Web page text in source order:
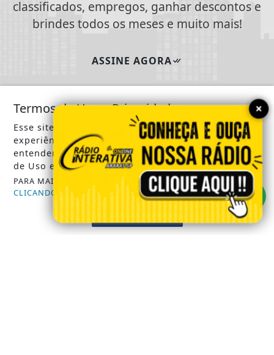
classificados, empregos, ganhar descontos e
brindes todos os meses e muito mais!
ASSINE AGORA
SIGA RÁDIO INTERATIVA ONLINENAS REDES
SOCIAIS
POLICIA MILITAR ARARAS SP
Termos de Uso e Privacidade
Esse site utiliza cookies para melhorar sua
experiência de navegação. Ao continuar o acesso,
entendemos que você concorda com nossos Termos
de Uso e Privacidade.
PARA MAIS INFORMAÇÕES,
ACESSE NOSSOS TERMOS
CLICANDO AQUI
×